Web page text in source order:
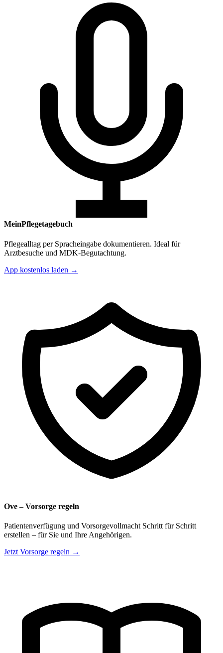
MeinPflegetagebuch
Pflegealltag per Spracheingabe dokumentieren. Ideal für
Arztbesuche und MDK-Begutachtung.
App kostenlos laden →
Ove – Vorsorge regeln
Patientenverfügung und Vorsorgevollmacht Schritt für Schritt
erstellen – für Sie und Ihre Angehörigen.
Jetzt Vorsorge regeln →